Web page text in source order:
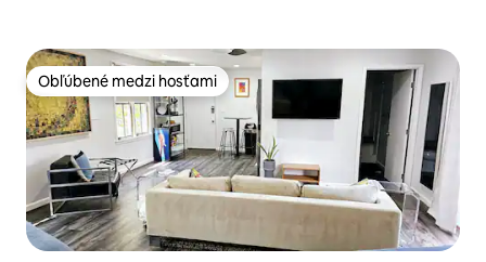
Obľúbené medzi hosťami
Obľúbené medzi hosťami